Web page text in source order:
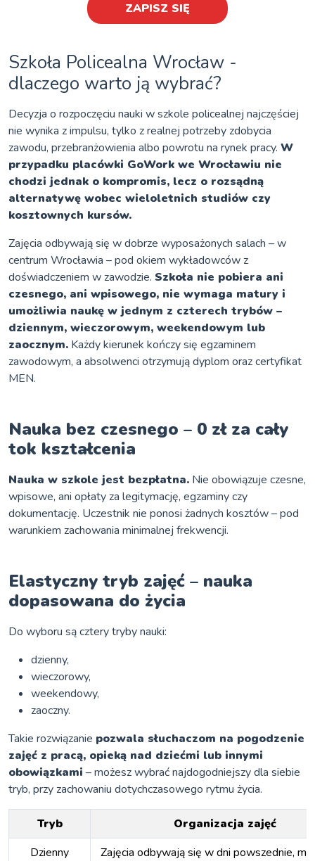
ZAPISZ SIĘ
Szkoła Policealna Wrocław -
dlaczego warto ją wybrać?
Decyzja o rozpoczęciu nauki w szkole policealnej najczęściej
nie wynika z impulsu, tylko z realnej potrzeby zdobycia
zawodu, przebranżowienia albo powrotu na rynek pracy. W
przypadku placówki GoWork we Wrocławiu nie
chodzi jednak o kompromis, lecz o rozsądną
alternatywę wobec wieloletnich studiów czy
kosztownych kursów.
Zajęcia odbywają się w dobrze wyposażonych salach – w
centrum Wrocławia – pod okiem wykładowców z
doświadczeniem w zawodzie. Szkoła nie pobiera ani
czesnego, ani wpisowego, nie wymaga matury i
umożliwia naukę w jednym z czterech trybów –
dziennym, wieczorowym, weekendowym lub
zaocznym. Każdy kierunek kończy się egzaminem
zawodowym, a absolwenci otrzymują dyplom oraz certyfikat
MEN.
Nauka bez czesnego – 0 zł za cały
tok kształcenia
Nauka w szkole jest bezpłatna. Nie obowiązuje czesne,
wpisowe, ani opłaty za legitymację, egzaminy czy
dokumentację. Uczestnik nie ponosi żadnych kosztów – pod
warunkiem zachowania minimalnej frekwencji.
Elastyczny tryb zajęć – nauka
dopasowana do życia
Do wyboru są cztery tryby nauki:
dzienny,
wieczorowy,
weekendowy,
zaoczny.
Takie rozwiązanie pozwala słuchaczom na pogodzenie
zajęć z pracą, opieką nad dziećmi lub innymi
obowiązkami – możesz wybrać najdogodniejszy dla siebie
tryb, przy zachowaniu dotychczasowego rytmu życia.
Tryb
Organizacja zajęć
Dzienny
Zajęcia odbywają się w dni powszednie,